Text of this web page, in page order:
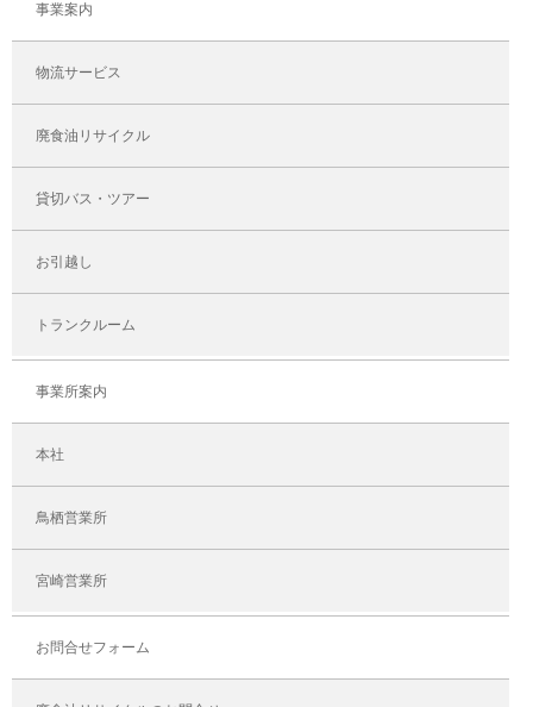
事業案内
物流サービス
廃食油リサイクル
貸切バス・ツアー
お引越し
トランクルーム
事業所案内
本社
鳥栖営業所
宮崎営業所
お問合せフォーム